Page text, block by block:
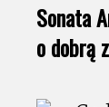
Sonata
o dobrą